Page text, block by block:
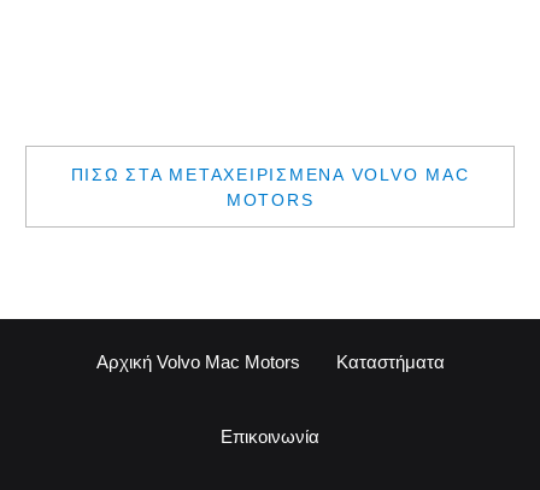
ΠΙΣΩ ΣΤΑ ΜΕΤΑΧΕΙΡΙΣΜΕΝΑ VOLVO MAC
MOTORS
Αρχική Volvo Mac Motors Καταστήματα
Επικοινωνία